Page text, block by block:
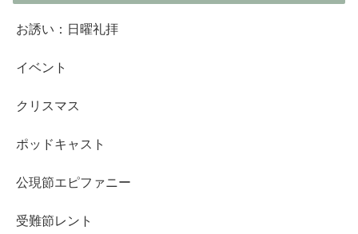
お誘い：日曜礼拝
イベント
クリスマス
ポッドキャスト
公現節エピファニー
受難節レント